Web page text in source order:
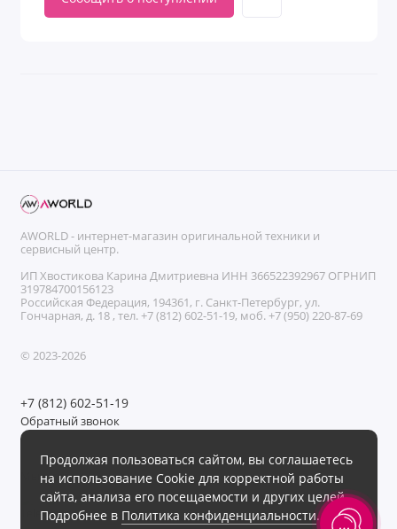
Продолжая пользоваться сайтом, вы соглашаетесь
на использование Cookie для корректной работы
сайта, анализа его посещаемости и других целей.
Подробнее в Политика конфиденциальности.
AWORLD - интернет-магазин оригинальной техники и
сервисный центр.
ИП Хвостикова Карина Дмитриевна ИНН 366522392967 ОГРНИП
319784700156123
Российская Федерация, 194361, г. Санкт-Петербург, ул.
Гончарная, д. 18 , тел. +7 (812) 602-51-19, моб. +7 (950) 220-87-69
© 2023-2026
+7 (812) 602-51-19
Обратный звонок
Мы в сети